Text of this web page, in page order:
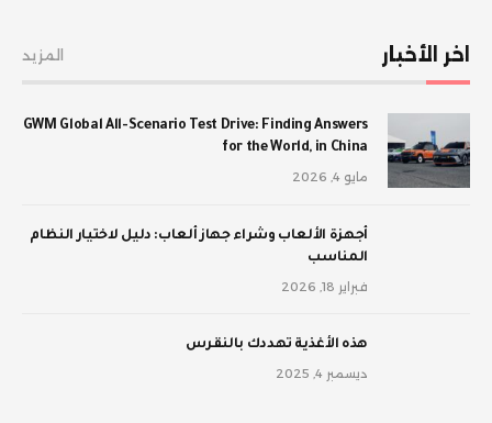
اخر الأخبار المزيد
GWM Global All-Scenario Test Drive: Finding Answers
for the World, in China
مايو 4, 2026
أجهزة الألعاب وشراء جهاز ألعاب: دليل لاختيار النظام
المناسب
فبراير 18, 2026
‫هذه الأغذية تهددك بالنقرس
ديسمبر 4, 2025